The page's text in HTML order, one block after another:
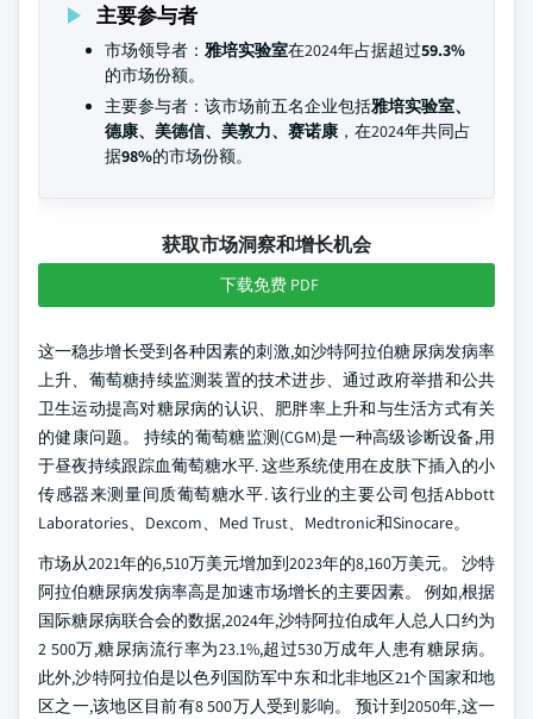
主要参与者
市场领导者： 雅培实验室在2024年占据超过59.3%
的市场份额。
主要参与者：该市场前五名企业包括雅培实验室、
德康、美德信、美敦力、赛诺康 ，在2024年共同占
据98%的市场份额。
获取市场洞察和增长机会
下载免费 PDF
这一稳步增长受到各种因素的刺激,如沙特阿拉伯糖尿病发病率
上升、葡萄糖持续监测装置的技术进步、通过政府举措和公共
卫生运动提高对糖尿病的认识、肥胖率上升和与生活方式有关
的健康问题。 持续的葡萄糖监测(CGM)是一种高级诊断设备,用
于昼夜持续跟踪血葡萄糖水平. 这些系统使用在皮肤下插入的小
传感器来测量间质葡萄糖水平. 该行业的主要公司包括Abbott
Laboratories、Dexcom、Med Trust、Medtronic和Sinocare。
市场从2021年的6,510万美元增加到2023年的8,160万美元。 沙特
阿拉伯糖尿病发病率高是加速市场增长的主要因素。 例如,根据
国际糖尿病联合会的数据,2024年,沙特阿拉伯成年人总人口约为
2 500万,糖尿病流行率为23.1%,超过530万成年人患有糖尿病。
此外,沙特阿拉伯是以色列国防军中东和北非地区21个国家和地
区之一,该地区目前有8 500万人受到影响。 预计到2050年,这一